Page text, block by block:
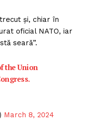
și, chiar în
oficial NATO, iar
seară”.
the Union
March 8, 2024